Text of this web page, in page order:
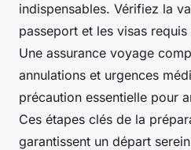
indispensables. Vérifiez la
passeport et les visas
Une assurance voyage
annulations et urgences
précaution essentielle pour
Ces étapes clés de la
garantissent un départ